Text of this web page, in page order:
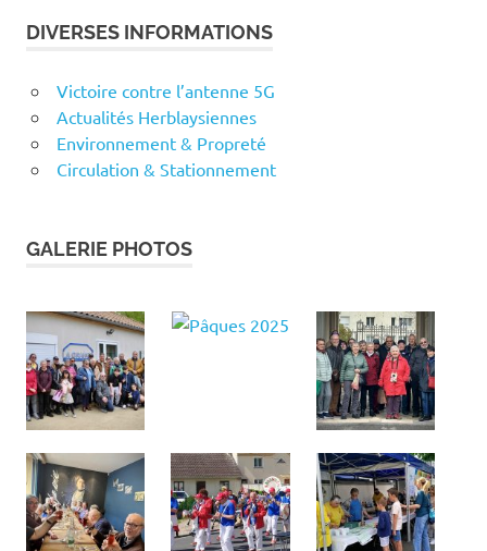
DIVERSES INFORMATIONS
Victoire contre l’antenne 5G
Actualités Herblaysiennes
Environnement & Propreté
Circulation & Stationnement
GALERIE PHOTOS